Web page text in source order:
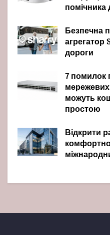
Безпечна
агрегатор
дороги
7 помилок
мережевих
можуть
простою
Відкрити